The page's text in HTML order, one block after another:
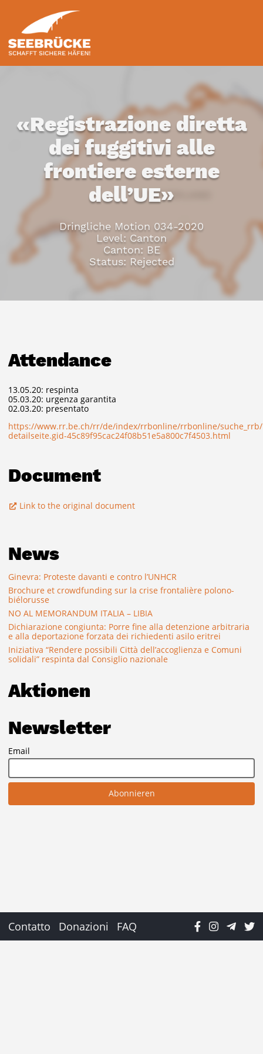
«Registrazione diretta
dei fuggitivi alle
frontiere esterne
dell’UE»
Dringliche Motion 034-2020
Level: Canton
Canton: BE
Status: Rejected
Attendance
13.05.20: respinta
05.03.20: urgenza garantita
02.03.20: presentato
https://www.rr.be.ch/rr/de/index/rrbonline/rrbonline/suche_rrb/
detailseite.gid-45c89f95cac24f08b51e5a800c7f4503.html
Document
Link to the original document
News
Ginevra: Proteste davanti e contro l’UNHCR
Brochure et crowdfunding sur la crise frontalière polono-
biélorusse
NO AL MEMORANDUM ITALIA – LIBIA
Dichiarazione congiunta: Porre fine alla detenzione arbitraria
e alla deportazione forzata dei richiedenti asilo eritrei
Iniziativa “Rendere possibili Città dell’accoglienza e Comuni
solidali” respinta dal Consiglio nazionale
Aktionen
Newsletter
Email
Contatto Donazioni FAQ